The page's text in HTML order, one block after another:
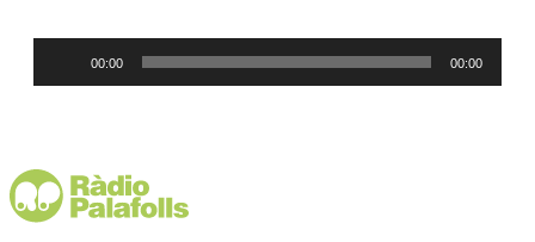
00:00 00:00